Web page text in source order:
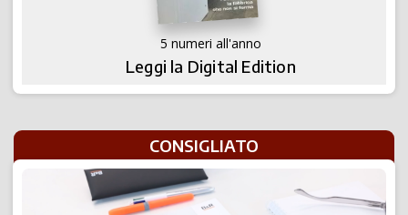
5 numeri all'anno
Leggi la Digital Edition
CONSIGLIATO